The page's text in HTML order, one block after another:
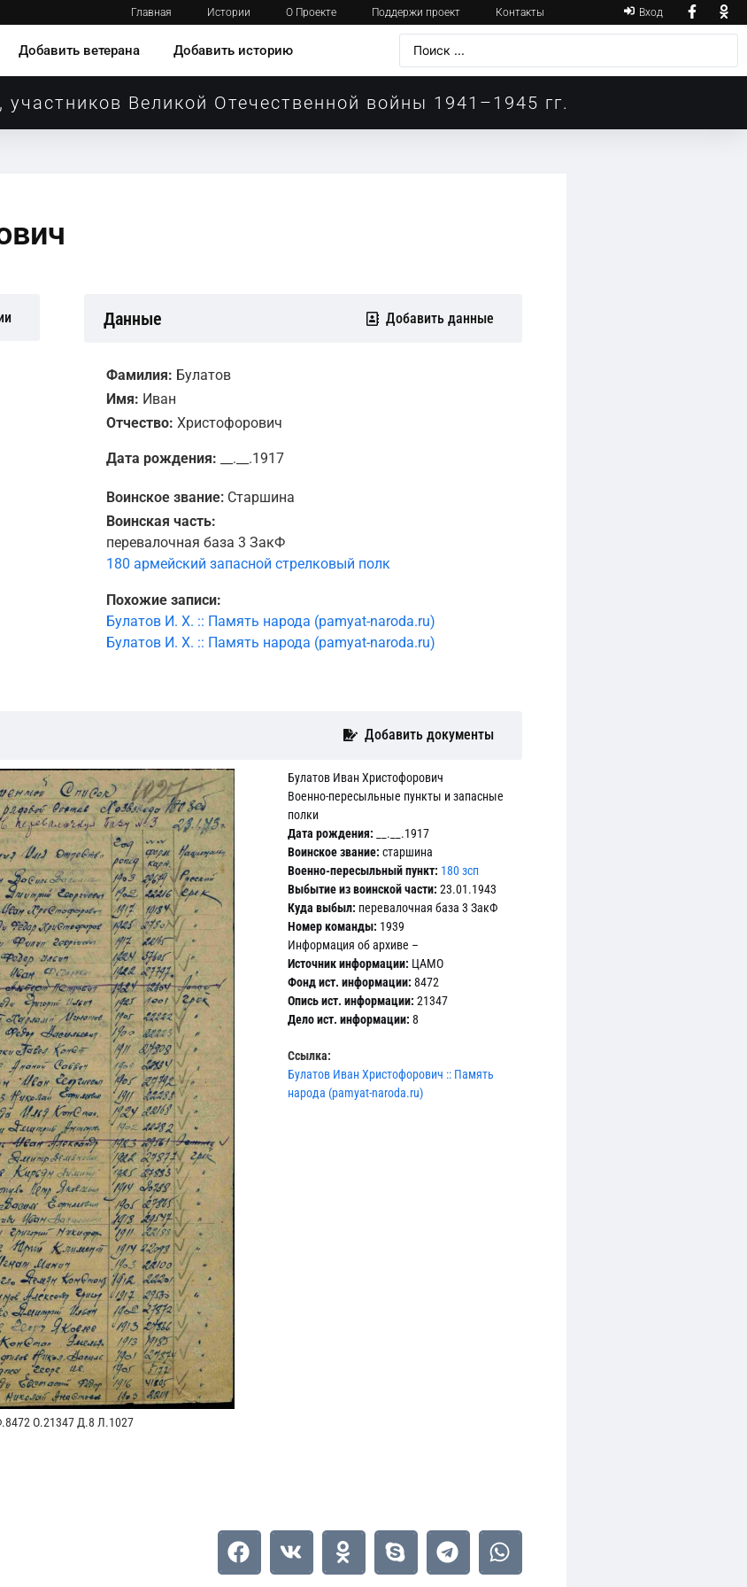
Главная Истории О Проекте Поддержи проект Контакты Вход
Добавить ветерана Добавить историю
Великой Отечественной войны 1941–1945 гг.
Данные Добавить данные
Фамилия: Булатов
Имя: Иван
Отчество: Христофорович
Дата рождения: __.__.1917
Воинское звание: Старшина
Воинская часть:
перевалочная база 3 ЗакФ
180 армейский запасной стрелковый полк
Похожие записи:
Булатов И. Х. :: Память народа (pamyat-naroda.ru)
Булатов И. Х. :: Память народа (pamyat-naroda.ru)
Добавить документы
О.21347 Д.8 Л.1027
Булатов Иван Христофорович
Военно-пересыльные пункты и запасные
полки
Дата рождения: __.__.1917
Воинское звание: старшина
Военно-пересыльный пункт: 180 зсп
Выбытие из воинской части: 23.01.1943
Куда выбыл: перевалочная база 3 ЗакФ
Номер команды: 1939
Информация об архиве –
Источник информации: ЦАМО
Фонд ист. информации: 8472
Опись ист. информации: 21347
Дело ист. информации: 8
Ссылка:
Булатов Иван Христофорович :: Память
народа (pamyat-naroda.ru)